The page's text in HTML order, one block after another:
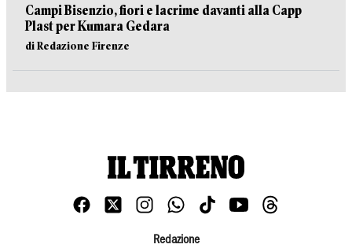
Campi Bisenzio, fiori e lacrime davanti alla Capp
Plast per Kumara Gedara
di Redazione Firenze
Redazione